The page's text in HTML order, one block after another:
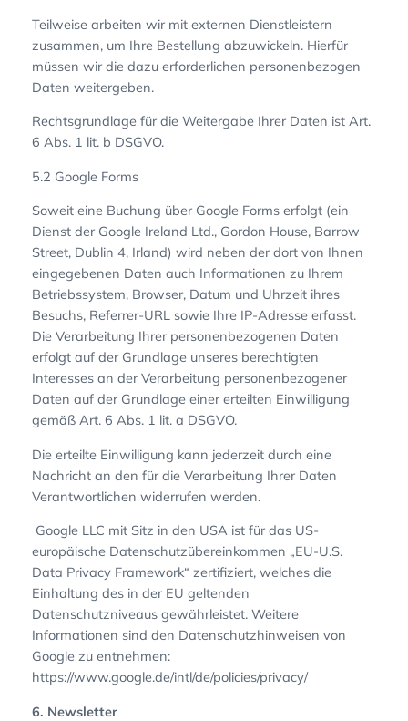
Teilweise arbeiten wir mit externen Dienstleistern
zusammen, um Ihre Bestellung abzuwickeln. Hierfür
müssen wir die dazu erforderlichen personenbezogen
Daten weitergeben.
Rechtsgrundlage für die Weitergabe Ihrer Daten ist Art.
6 Abs. 1 lit. b DSGVO.
5.2 Google Forms
Soweit eine Buchung über Google Forms erfolgt (ein
Dienst der Google Ireland Ltd., Gordon House, Barrow
Street, Dublin 4, Irland) wird neben der dort von Ihnen
eingegebenen Daten auch Informationen zu Ihrem
Betriebssystem, Browser, Datum und Uhrzeit ihres
Besuchs, Referrer-URL sowie Ihre IP-Adresse erfasst.
Die Verarbeitung Ihrer personenbezogenen Daten
erfolgt auf der Grundlage unseres berechtigten
Interesses an der Verarbeitung personenbezogener
Daten auf der Grundlage einer erteilten Einwilligung
gemäß Art. 6 Abs. 1 lit. a DSGVO.
Die erteilte Einwilligung kann jederzeit durch eine
Nachricht an den für die Verarbeitung Ihrer Daten
Verantwortlichen widerrufen werden.
Google LLC mit Sitz in den USA ist für das US-
europäische Datenschutzübereinkommen „EU-U.S.
Data Privacy Framework“ zertifiziert, welches die
Einhaltung des in der EU geltenden
Datenschutzniveaus gewährleistet. Weitere
Informationen sind den Datenschutzhinweisen von
Google zu entnehmen:
https://www.google.de/intl/de/policies/privacy/
6. Newsletter